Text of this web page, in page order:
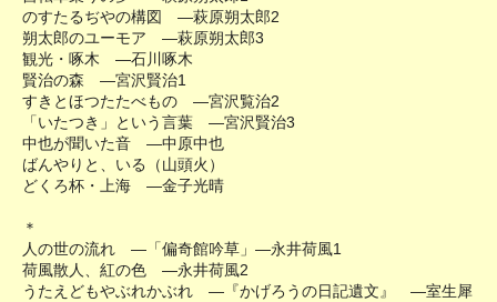
のすたるぢやの構図 ―萩原朔太郎2
朔太郎のユーモア ―萩原朔太郎3
観光・啄木 ―石川啄木
賢治の森 ―宮沢賢治1
すきとほつたたべもの ―宮沢覧治2
「いたつき」という言葉 ―宮沢賢治3
中也が聞いた音 ―中原中也
ばんやりと、いる（山頭火）
どくろ杯・上海 ―金子光晴
＊
人の世の流れ ―「偏奇館吟草」―永井荷風1
荷風散人、紅の色 ―永井荷風2
うたえどもやぶれかぶれ ―『かげろうの日記遺文』 ―室生犀